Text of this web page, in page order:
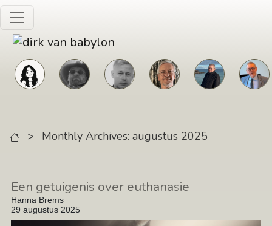
Skip to main content
> Monthly Archives: augustus 2025
Een getuigenis over euthanasie
Hanna Brems
29 augustus 2025